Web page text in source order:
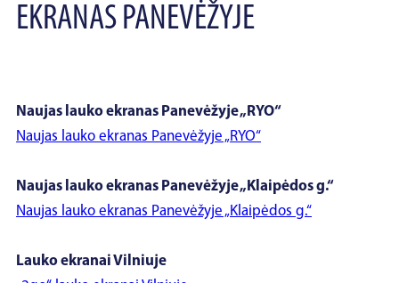
EKRANAS PANEVĖŽYJE
Naujas lauko ekranas Panevėžyje „RYO“
Naujas lauko ekranas Panevėžyje „RYO“
Naujas lauko ekranas Panevėžyje „Klaipėdos g.“
Naujas lauko ekranas Panevėžyje „Klaipėdos g.“
Lauko ekranai Vilniuje